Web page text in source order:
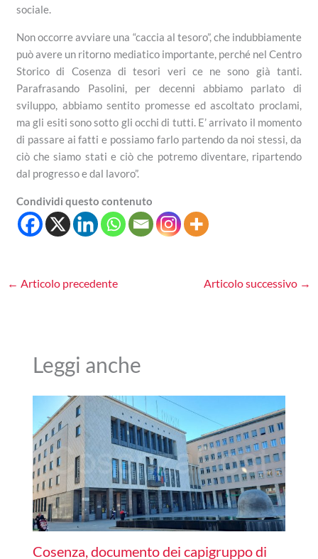
sociale.
Non occorre avviare una “caccia al tesoro”, che indubbiamente
può avere un ritorno mediatico importante, perché nel Centro
Storico di Cosenza di tesori veri ce ne sono già tanti.
Parafrasando Pasolini, per decenni abbiamo parlato di
sviluppo, abbiamo sentito promesse ed ascoltato proclami,
ma gli esiti sono sotto gli occhi di tutti. E’ arrivato il momento
di passare ai fatti e possiamo farlo partendo da noi stessi, da
ciò che siamo stati e ciò che potremo diventare, ripartendo
dal progresso e dal lavoro”.
Condividi questo contenuto
← Articolo precedente Articolo successivo →
Leggi anche
Cosenza, documento dei capigruppo di